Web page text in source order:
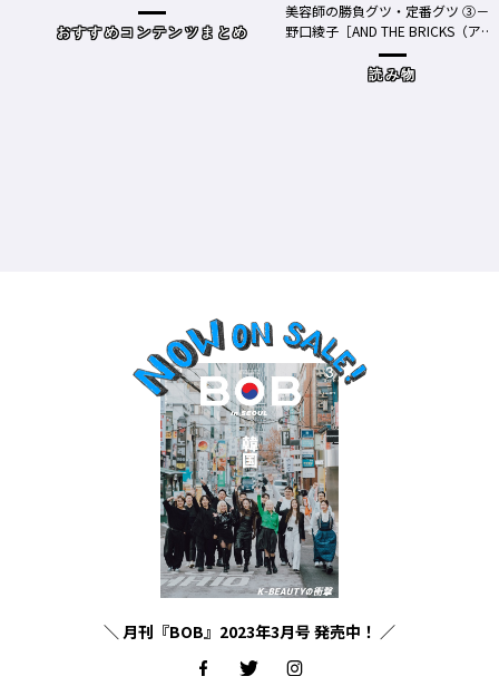
美容師の勝負グツ・定番グツ ③－
野口綾子［AND THE BRICKS（アン
＼ 月刊『BOB』2023年3月号 発売中！ ／